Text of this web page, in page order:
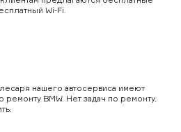
Wi-Fi.
нашего автосервиса имеют
BMW. Нет задач по ремонту,